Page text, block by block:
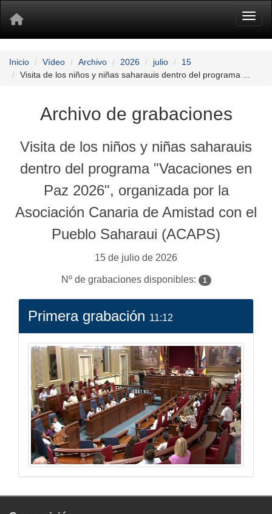
Inicio Vídeo Archivo 2026 julio
15
Visita de los niños y niñas saharauis dentro del programa ...
Archivo de grabaciones
Visita de los niños y niñas saharauis
dentro del programa "Vacaciones en
Paz 2026", organizada por la
Asociación Canaria de Amistad con el
Pueblo Saharaui (ACAPS)
15 de julio de 2026
Nº de grabaciones disponibles: 1
Primera grabación 11:12